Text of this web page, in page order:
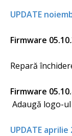
UPDATE
Firmware
Repară
Firmware
Adaugă logo-
UPDATE aprilie